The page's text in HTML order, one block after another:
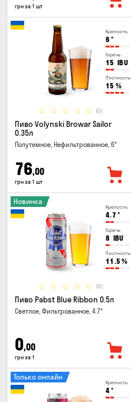
грн за 1 шт
Крепость
6 °
Горечь
15 IBU
Плотность
15 %
(0)
Пиво Volynski Browar Sailor
0.35л
Полутемное, Нефильтрованное, 6°
76,00
грн за 1 шт
Крепость
4.7 °
Горечь
8 IBU
Плотность
11.5 %
(0)
Новинка
Пиво Pabst Blue Ribbon 0.5л
Светлое, Фильтрованное, 4.7°
0,00
грн за 1
Крепость
4°
Только онлайн